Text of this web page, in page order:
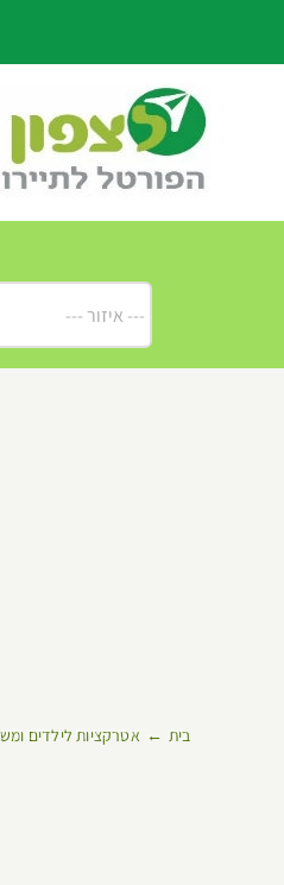
בית אטרקציות לילדים